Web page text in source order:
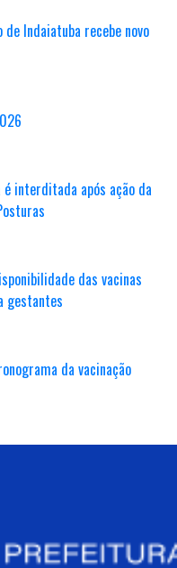
Indaiatuba recebe novo
interditada após ação da
das vacinas
gestantes
da vacinação